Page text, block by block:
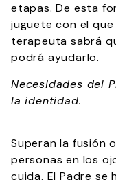
etapas. De esta
juguete con el
terapeuta sabrá
podrá ayudarlo.
Necesidades del
la identidad.
Superan la fusión
personas en los
cuida. El Padre se